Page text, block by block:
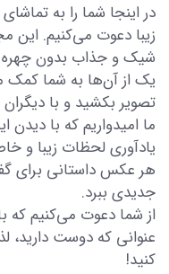
در اینجا شما را به
شیک و جذاب بدون چهره
یک از آن‌ها به شما کمک
تصویر بکشید و با دیگران
ما امیدواریم که با دیدن
یادآوری لحظات زیبا و
هر عکس داستانی برای
جدیدی ببرد.
از شما دعوت می‌کنیم که
عنوانی که دوست دارید،
کنید!